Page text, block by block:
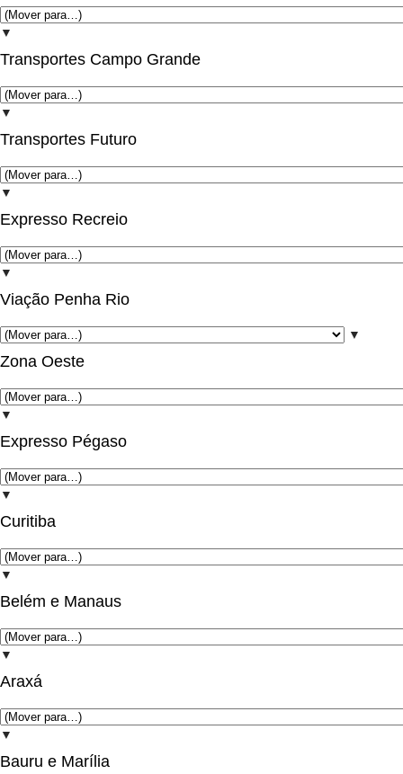
▼
Transportes Campo Grande
▼
Transportes Futuro
▼
Expresso Recreio
▼
Viação Penha Rio
▼
Zona Oeste
▼
Expresso Pégaso
▼
Curitiba
▼
Belém e Manaus
▼
Araxá
▼
Bauru e Marília